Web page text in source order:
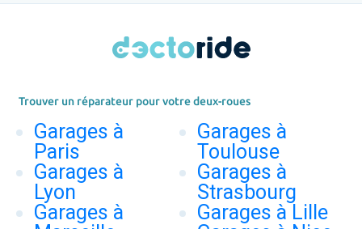
Trouver un réparateur pour votre deux-roues
Garages à
Paris
Garages à
Lyon
Garages à
Garages à
Toulouse
Garages à
Strasbourg
Garages à Lille